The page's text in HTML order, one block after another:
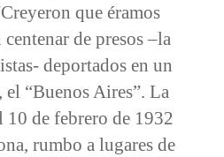
que éramos
de presos –la
deportados en un
“Buenos Aires”. La
10 de febrero de 1932
rumbo a lugares de